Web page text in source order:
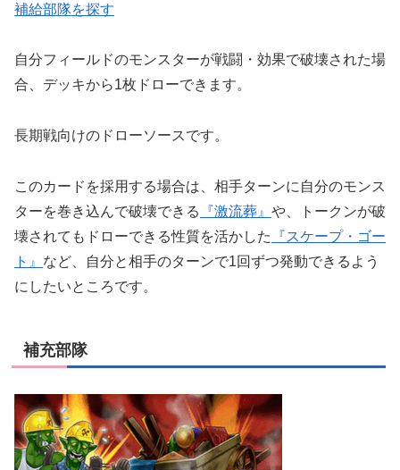
補給部隊を探す
自分フィールドのモンスターが戦闘・効果で破壊された場
合、デッキから1枚ドローできます。
長期戦向けのドローソースです。
このカードを採用する場合は、相手ターンに自分のモンス
ターを巻き込んで破壊できる
『激流葬』 や、トークンが破
壊されてもドローできる性質を活かした
『スケープ・ゴー
ト』 など、自分と相手のターンで1回ずつ発動できるよう
にしたいところです。
補充部隊